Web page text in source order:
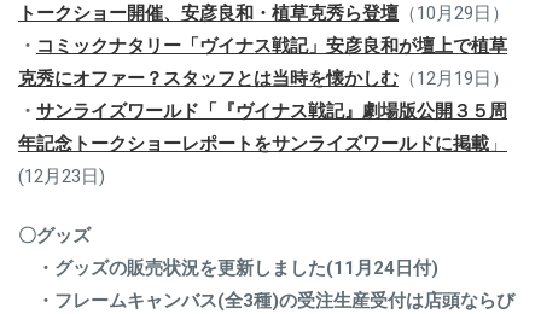
トークショー開催、安彦良和・植草克秀ら登壇 （10月29日）
・ コミックナタリー「ヴイナス戦記」安彦良和が壇上で植草
克秀にオファー？スタッフとは当時を懐かしむ （12月19日）
・ サンライズワールド 「『ヴイナス戦記』劇場版公開３５周
年記念トークショーレポートをサンライズワールドに掲載 」
(12月23日)
〇グッズ
・グッズの販売状況を更新しました(11月24日付)
・フレームキャンバス(全3種)の受注生産受付は店頭ならび